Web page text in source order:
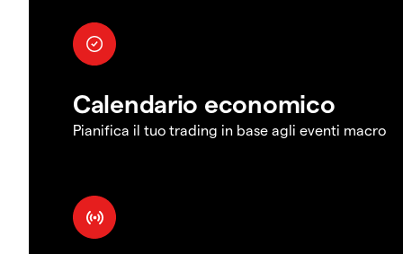
Calendario economico
Pianifica il tuo trading in base agli eventi macro